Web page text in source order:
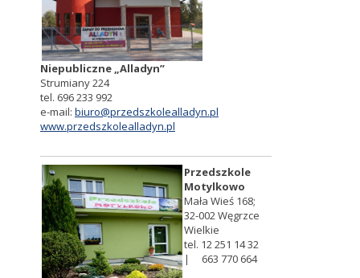
Niepubliczne „Alladyn”
Strumiany 224
tel. 696 233 992
e-mail: biuro@przedszkolealladyn.pl
www.przedszkolealladyn.pl
Przedszkole
Motylkowo
Mała Wieś 168;
32-002 Węgrzce
Wielkie
tel. 12 251 14 32
| 663 770 664